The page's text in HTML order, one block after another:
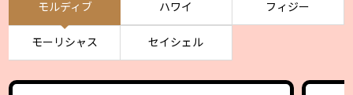
モルディブ ハワイ フィジー
モーリシャス セイシェル